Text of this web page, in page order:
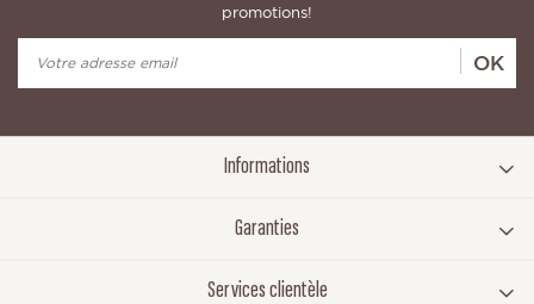
promotions!
OK
Informations
Garanties
Services clientèle